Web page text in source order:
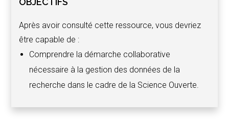
Après avoir consulté cette ressource, vous devriez
être capable de :
Comprendre la démarche collaborative
nécessaire à la gestion des données de la
recherche dans le cadre de la Science Ouverte.